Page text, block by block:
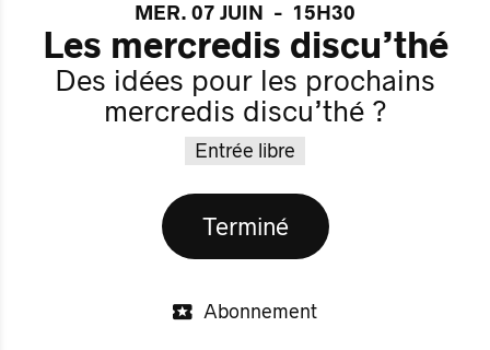
MER. 07 JUIN - 15H30
Les mercredis discu’thé
Des idées pour les prochains
mercredis discu’thé ?
Entrée libre
Terminé
Abonnement